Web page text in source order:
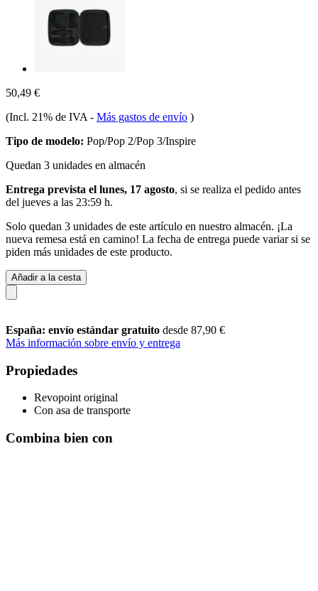
50,49 €
(Incl. 21% de IVA - Más gastos de envío )
Tipo de modelo: Pop/Pop 2/Pop 3/Inspire
Quedan 3 unidades en almacén
Entrega prevista el lunes, 17 agosto, si se realiza el pedido antes
del jueves a las 23:59 h.
Solo quedan 3 unidades de este artículo en nuestro almacén. ¡La
nueva remesa está en camino! La fecha de entrega puede variar si se
piden más unidades de este producto.
Añadir a la cesta
España: envío estándar gratuito desde 87,90 €
Más información sobre envío y entrega
Propiedades
Revopoint original
Con asa de transporte
Combina bien con